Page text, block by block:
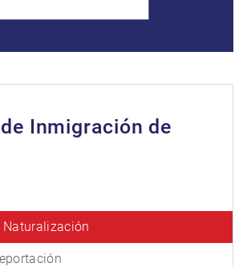
Inmigración de